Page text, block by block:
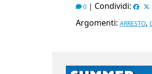
0 | Condividi:
Argomenti: ARRESTO,